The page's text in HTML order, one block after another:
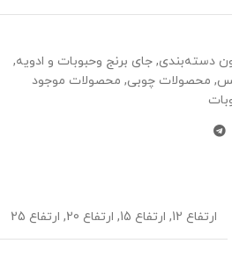
دسته‌بندی, جای برنج وحبوبات و ادویه,
, محصولات چوبی, محصولات موجود
ارتفاع 12 , ارتفاع 15 , ارتفاع 20 , ارتفاع 25